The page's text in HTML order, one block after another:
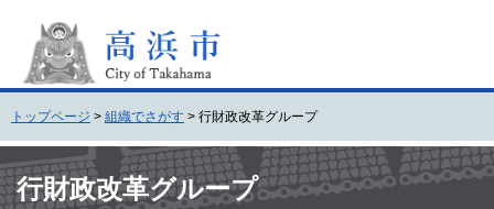
頭
で
す
。
飛
ば
し
て
トップページ > 組織でさがす > 行財政改革グループ
文行財政改革グループ